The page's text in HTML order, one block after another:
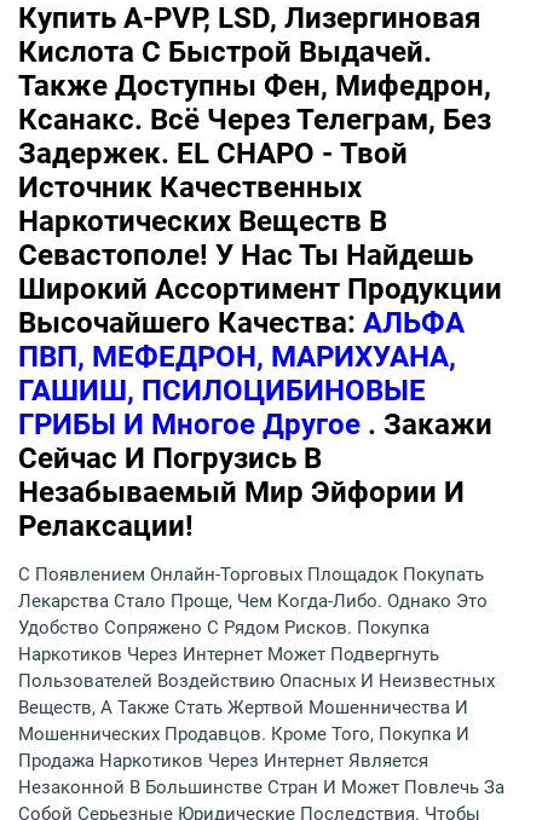
Купить A-PVP, LSD, Лизергиновая
Кислота С Быстрой Выдачей.
Также Доступны Фен, Мифедрон,
Ксанакс. Всё Через Телеграм, Без
Задержек. EL CHAPO - Твой
Источник Качественных
Наркотических Веществ В
Севастополе! У Нас Ты Найдешь
Широкий Ассортимент Продукции
Высочайшего Качества: АЛЬФА
ПВП, МЕФЕДРОН, МАРИХУАНА,
ГАШИШ, ПСИЛОЦИБИНОВЫЕ
ГРИБЫ И Многое Другое . Закажи
Сейчас И Погрузись В
Незабываемый Мир Эйфории И
Релаксации!
С Появлением Онлайн-Торговых Площадок Покупать
Лекарства Стало Проще, Чем Когда-Либо. Однако Это
Удобство Сопряжено С Рядом Рисков. Покупка
Наркотиков Через Интернет Может Подвергнуть
Пользователей Воздействию Опасных И Неизвестных
Веществ, А Также Стать Жертвой Мошенничества И
Мошеннических Продавцов. Кроме Того, Покупка И
Продажа Наркотиков Через Интернет Является
Незаконной В Большинстве Стран И Может Повлечь За
Собой Серьезные Юридические Последствия. Чтобы